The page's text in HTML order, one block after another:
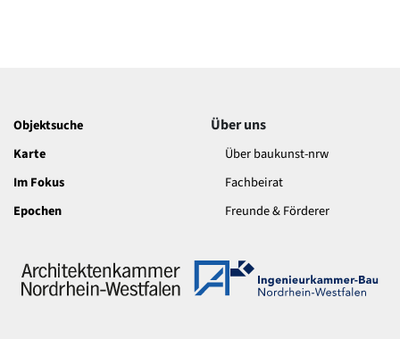
Objektsuche
Karte
Im Fokus
Epochen
Über uns
Über baukunst-nrw
Fachbeirat
Freunde & Förderer